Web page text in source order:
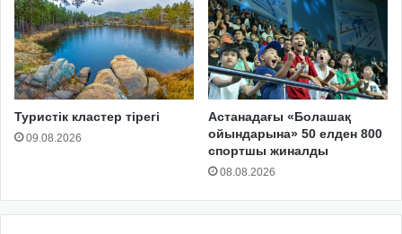
Туристік кластер тірегі
09.08.2026
Астанадағы «Болашақ
ойындарына» 50 елден 800
спортшы жиналды
08.08.2026